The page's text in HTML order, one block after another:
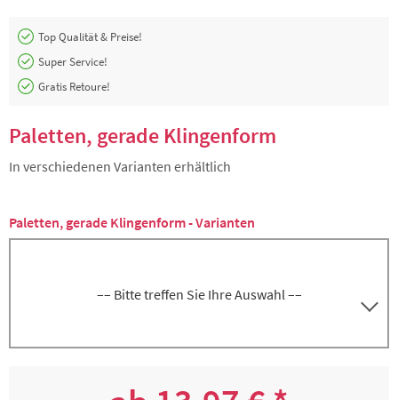
Top Qualität & Preise!
Super Service!
Gratis Retoure!
Paletten, gerade Klingenform
In verschiedenen Varianten erhältlich
Paletten, gerade Klingenform - Varianten
–– Bitte treffen Sie Ihre Auswahl ––